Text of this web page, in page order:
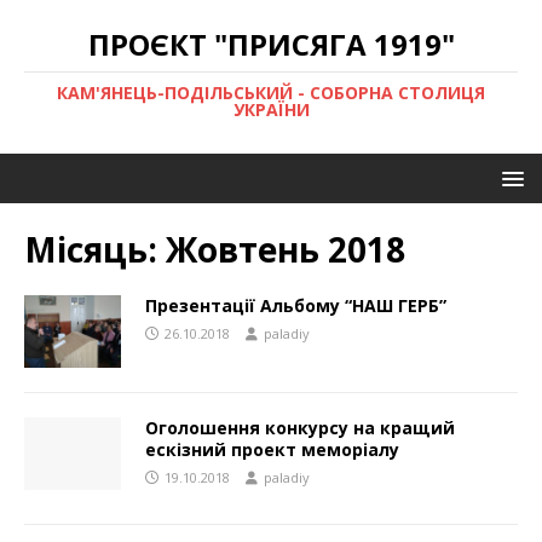
ПРОЄКТ "ПРИСЯГА 1919"
КАМ'ЯНЕЦЬ-ПОДІЛЬСЬКИЙ - СОБОРНА СТОЛИЦЯ
УКРАЇНИ
Місяць: Жовтень 2018
Презентації Альбому “НАШ ГЕРБ”
26.10.2018 paladiy
Оголошення конкурсу на кращий
ескізний проект меморіалу
19.10.2018 paladiy